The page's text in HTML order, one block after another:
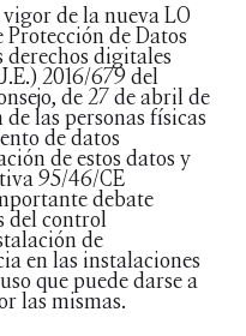
de la nueva LO
Protección de Datos
derechos digitales
2016/679 del
de 27 de abril de
las personas físicas
de datos
de estos datos y
95/46/CE
debate
del control
de
en las instalaciones
que puede darse a
las mismas.